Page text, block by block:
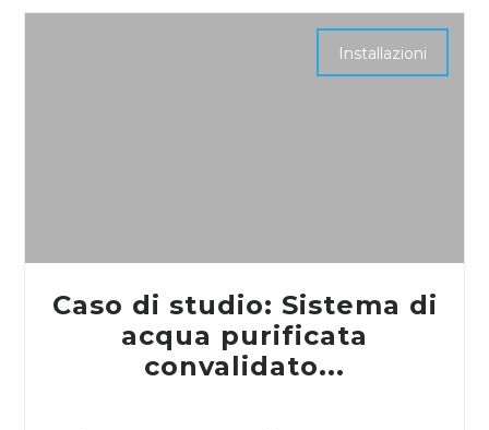
Installazioni
Caso di studio: Sistema di
acqua purificata
convalidato...